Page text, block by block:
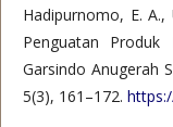
Hadipurnomo, E.
Penguatan
Garsindo Anugerah
5(3), 161–172.